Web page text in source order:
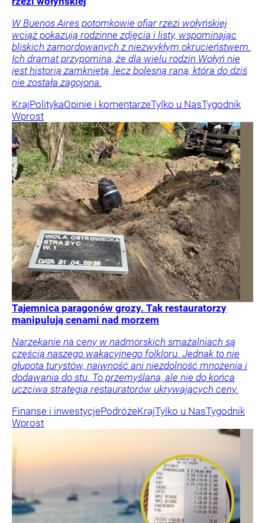
W Buenos Aires potomkowie ofiar rzezi wołyńskiej
wciąż pokazują rodzinne zdjęcia i listy, wspominając
bliskich zamordowanych z niezwykłym okrucieństwem.
Ich dramat przypomina, że dla wielu rodzin Wołyń nie
jest historią zamkniętą, lecz bolesną raną, która do dziś
nie została zagojona.
KrajPolitykaOpinie i komentarzeTylko u NasTygodnik
Wprost
Tajemnica paragonów grozy. Tak restauratorzy
manipulują cenami nad morzem
Narzekanie na ceny w nadmorskich smażalniach są
częścią naszego wakacyjnego folkloru. Jednak to nie
głupota turystów, naiwność ani niezdolność mnożenia i
dodawania do stu. To przemyślana, ale nie do końca
uczciwa strategia restauratorów ukrywających ceny.
Finanse i inwestycjePodróżeKrajTylko u NasTygodnik
Wprost